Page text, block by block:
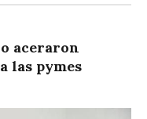
aceraron
las pymes